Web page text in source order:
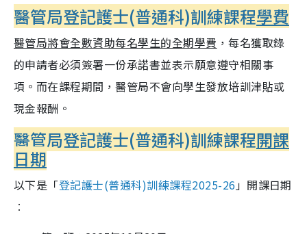
醫管局登記護士(普通科)訓練課程學費
醫管局將會全數資助每名學生的全期學費 ，每名獲取錄
的申請者必須簽署一份承諾書並表示願意遵守相關事
項。而在課程期間，醫管局不會向學生發放培訓津貼或
現金報酬。
醫管局登記護士(普通科)訓練課程開課
日期
以下是「登記護士(普通科)訓練課程2025-26」 開課日期
︰